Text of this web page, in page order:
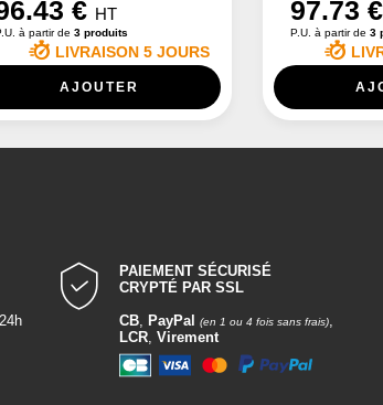
€ HT
à partir de3 produits
LIVRAISON 5 JOURS
AJOUTER
97.73 €
P.U. à partir de 3
PAIEMENT SÉCURISÉ
CRYPTÉ PAR SSL
CB, PayPal (en 1 ou 4 fois sans frais),
LCR,Virement